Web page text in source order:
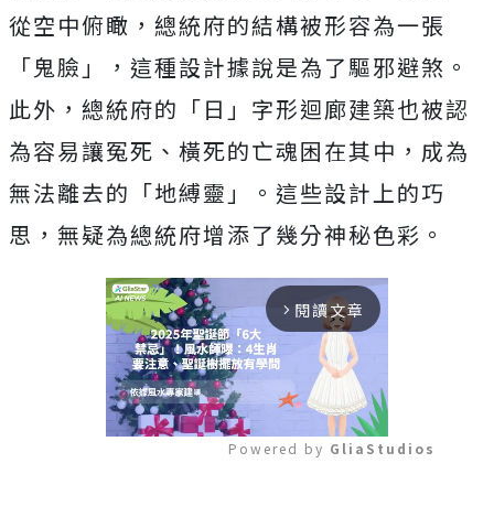
從空中俯瞰，總統府的結構被形容為一張
「鬼臉」，這種設計據說是為了驅邪避煞。
此外，總統府的「日」字形迴廊建築也被認
為容易讓冤死、橫死的亡魂困在其中，成為
無法離去的「地縛靈」。這些設計上的巧
思，無疑為總統府增添了幾分神秘色彩。
arrow_forward_ios 閱讀文章
Powered by GliaStudios